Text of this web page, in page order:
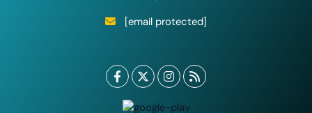
[email protected]